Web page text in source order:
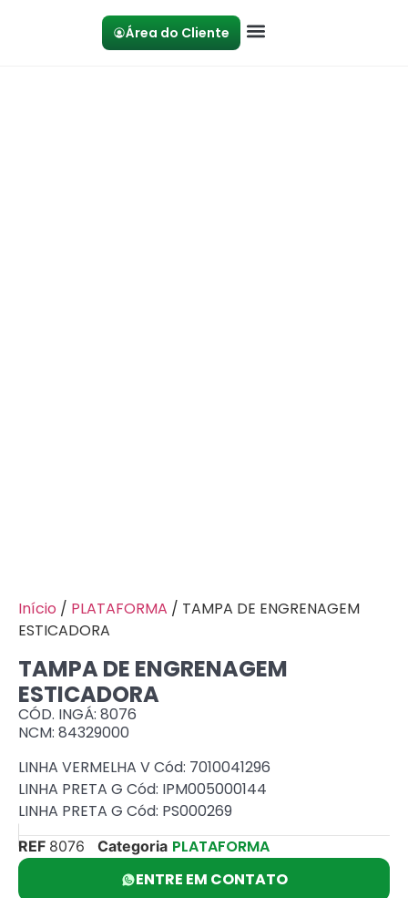
Área do Cliente
Início / PLATAFORMA / TAMPA DE ENGRENAGEM
ESTICADORA
TAMPA DE ENGRENAGEM
ESTICADORA
CÓD. INGÁ: 8076
NCM: 84329000
LINHA VERMELHA V Cód: 7010041296
LINHA PRETA G Cód: IPM005000144
LINHA PRETA G Cód: PS000269
REF 8076 Categoria PLATAFORMA
ENTRE EM CONTATO